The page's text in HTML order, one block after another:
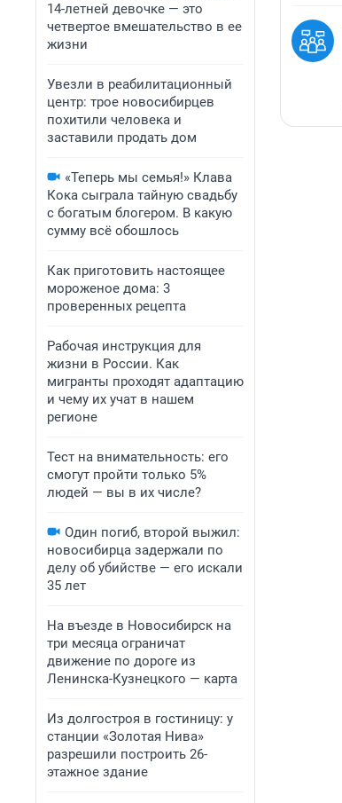
14-летней девочке — это
четвертое вмешательство в ее
жизни
Увезли в реабилитационный
центр: трое новосибирцев
похитили человека и
заставили продать дом
«Теперь мы семья!» Клава
Кока сыграла тайную свадьбу
с богатым блогером. В какую
сумму всё обошлось
Как приготовить настоящее
мороженое дома: 3
проверенных рецепта
Рабочая инструкция для
жизни в России. Как
мигранты проходят адаптацию
и чему их учат в нашем
регионе
Тест на внимательность: его
смогут пройти только 5%
людей — вы в их числе?
Один погиб, второй выжил:
новосибирца задержали по
делу об убийстве — его искали
35 лет
На въезде в Новосибирск на
три месяца ограничат
движение по дороге из
Ленинска-Кузнецкого — карта
Из долгостроя в гостиницу: у
станции «Золотая Нива»
разрешили построить 26-
этажное здание